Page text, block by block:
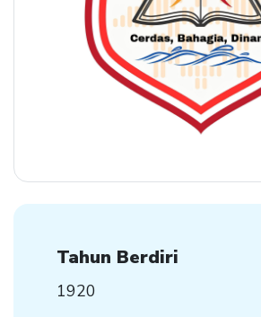
Tahun Berdiri
1920